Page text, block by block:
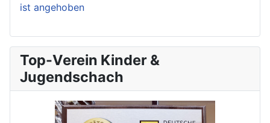
ist angehoben
Top-Verein Kinder &
Jugendschach